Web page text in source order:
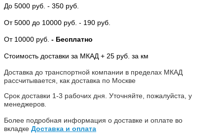
До 5000 руб. - 350 руб.
От 5000 до 10000 руб. - 190 руб.
От 10000 руб. - Бесплатно
Стоимость доставки за МКАД + 25 руб. за км
Доставка до транспортной компании в пределах МКАД
рассчитывается, как доставка по Москве
Срок доставки 1-3 рабочих дня. Уточняйте, пожалуйста, у
менеджеров.
Более подробная информация о доставке и оплате во
вкладке Доставка и оплата